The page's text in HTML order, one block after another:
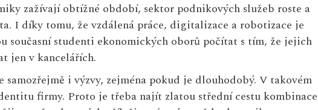
zažívají obtížné období, sektor podnikových služeb roste a
I díky tomu, že vzdálená práce, digitalizace a robotizace je
současní studenti ekonomických oborů počítat s tím, že jejich
jen v kancelářích.
samozřejmě i výzvy, zejména pokud je dlouhodobý. V takovém
firmy. Proto je třeba najít zlatou střední cestu kombinace